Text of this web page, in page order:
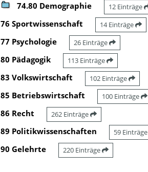
74.80 Demographie 12 Einträge
76 Sportwissenschaft 14 Einträge
77 Psychologie 26 Einträge
80 Pädagogik 113 Einträge
83 Volkswirtschaft 102 Einträge
85 Betriebswirtschaft 100 Einträge
86 Recht 262 Einträge
89 Politikwissenschaften 59 Einträge
90 Gelehrte 220 Einträge